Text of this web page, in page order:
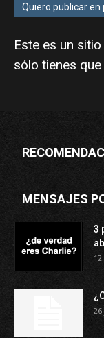
Quiero publicar
Este es un
sólo tienes que
MENSAJES
3
26